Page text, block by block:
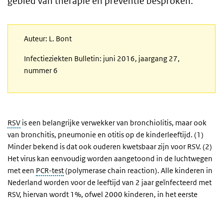
Auteur: L. Bont
Infectieziekten Bulletin: juni 2016, jaargang 27,
nummer 6
RSV is een belangrijke verwekker van bronchiolitis, maar ook
van bronchitis, pneumonie en otitis op de kinderleeftijd. (1)
Minder bekend is dat ook ouderen kwetsbaar zijn voor RSV. (2)
Het virus kan eenvoudig worden aangetoond in de luchtwegen
met een PCR-test(polymerase chain reaction). Alle kinderen in
Nederland worden voor de leeftijd van 2 jaar geïnfecteerd met
RSV, hiervan wordt 1%, ofwel 2000 kinderen, in het eerste